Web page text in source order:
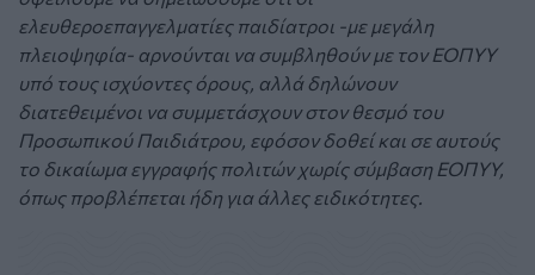
ελευθεροεπαγγελματίες παιδίατροι -με μεγάλη
πλειοψηφία- αρνούνται να συμβληθούν με τον ΕΟΠΥΥ
υπό τους ισχύοντες όρους, αλλά δηλώνουν
διατεθειμένοι να συμμετάσχουν στον θεσμό του
Προσωπικού Παιδιάτρου, εφόσον δοθεί και σε αυτούς
το δικαίωμα εγγραφής πολιτών χωρίς σύμβαση ΕΟΠΥΥ,
όπως προβλέπεται ήδη για άλλες ειδικότητες.